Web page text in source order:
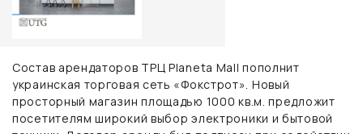
Состав арендаторов ТРЦ Planeta Mall пополнит
украинская торговая сеть «Фокстрот». Новый
просторный магазин площадью 1000 кв.м. предложит
посетителям широкий выбор электроники и бытовой